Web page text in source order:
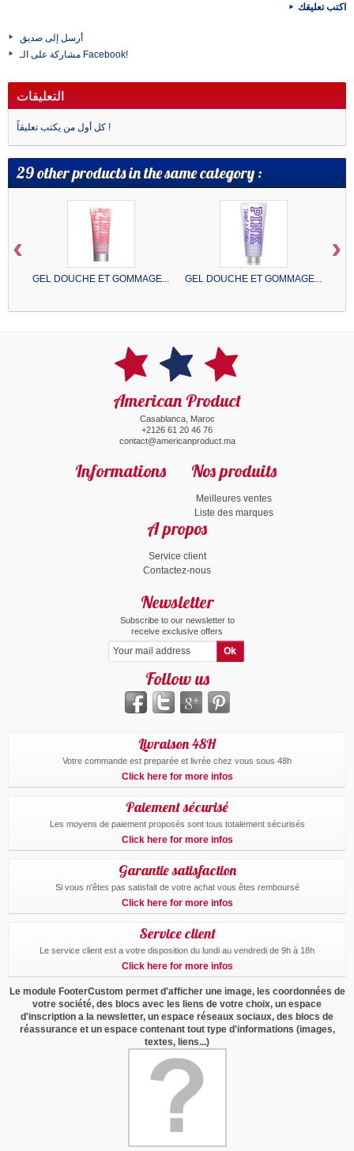
اكتب تعليقك
أرسل إلى صديق
مشاركة على الـ Facebook!
التعليقات
كل أول من يكتب تعليقاً !
29 other products in the same category :
GEL DOUCHE ET GOMMAGE... GEL DOUCHE ET GOMMAGE...
‹ ›
American Product
Casablanca, Maroc
+2126 61 20 46 76
contact@americanproduct.ma
Informations Nos produits
Meilleures ventes
Liste des marques
A propos
Service client
Contactez-nous
Newsletter
Subscribe to our newsletter to
receive exclusive offers
Follow us
Livraison 48H
Votre commande est preparée et livrée chez vous sous 48h
Click here for more infos
Paiement sécurisé
Les moyens de paiement proposés sont tous totalement sécurisés
Click here for more infos
Garantie satisfaction
Si vous n'êtes pas satisfait de votre achat vous êtes remboursé
Click here for more infos
Service client
Le service client est a votre disposition du lundi au vendredi de 9h à 18h
Click here for more infos
Le module FooterCustom permet d'afficher une image, les coordonnées de
votre société, des blocs avec les liens de votre choix, un espace
d'inscription a la newsletter, un espace réseaux sociaux, des blocs de
réassurance et un espace contenant tout type d'informations (images,
textes, liens...)